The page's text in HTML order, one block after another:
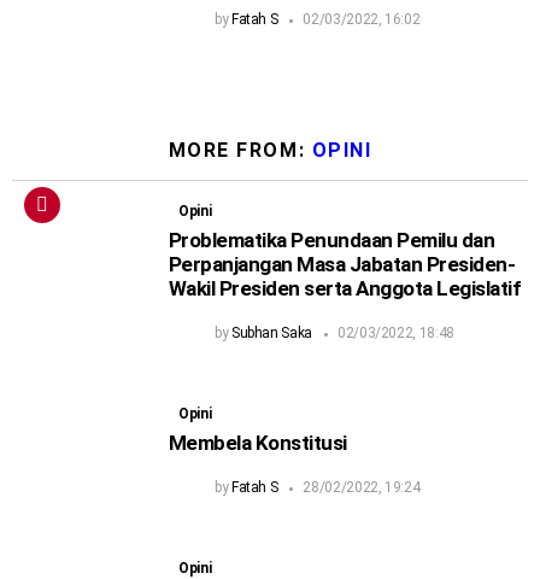
by Fatah S 02/03/2022, 16:02
MORE FROM: OPINI
Opini
Problematika Penundaan Pemilu dan
Perpanjangan Masa Jabatan Presiden-
Wakil Presiden serta Anggota Legislatif
by Subhan Saka 02/03/2022, 18:48
Opini
Membela Konstitusi
by Fatah S 28/02/2022, 19:24
Opini